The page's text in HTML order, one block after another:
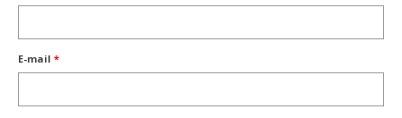
E-mail *